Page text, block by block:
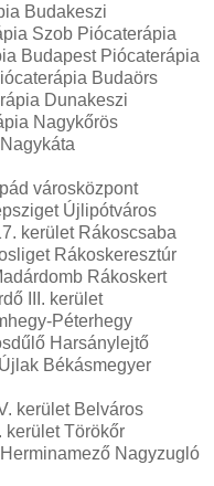
Budakeszi
Szob Piócaterápia
Budapest Piócaterápia
Budaörs
Dunakeszi
Nagykőrös
városközpont
Újlipótváros
kerület Rákoscsaba
Rákoskeresztúr
Rákoskert
III. kerület
Péterhegy
Harsánylejtő
Békásmegyer
kerület Belváros
kerület Törökőr
Nagyzugló